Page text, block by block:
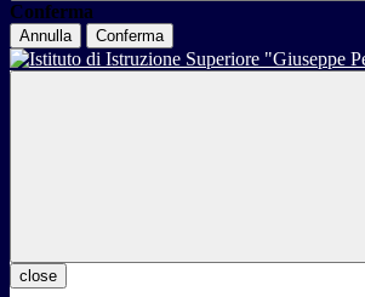
Conferma
Annulla Conferma
close